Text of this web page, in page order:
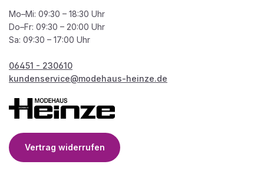
Mo–Mi: 09:30 – 18:30 Uhr
Do–Fr: 09:30 – 20:00 Uhr
Sa: 09:30 – 17:00 Uhr
06451 - 230610
kundenservice@modehaus-heinze.de
Vertrag widerrufen